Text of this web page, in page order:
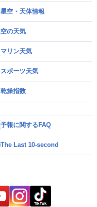
星空・天体情報
空の天気
マリン天気
スポーツ天気
乾燥指数
予報に関するFAQ
The Last 10-second